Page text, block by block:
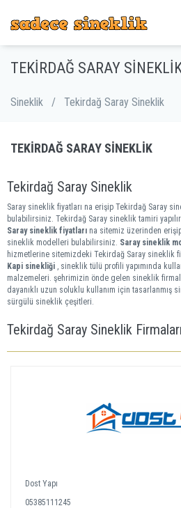
TEKIRDAĞ SARAY
Sineklik / Tekirdağ Saray Sineklik
TEKIRDAĞ SARAY SINEKLIK
Tekirdağ Saray Sineklik
Saray sineklik fiyatları na erişip Tekirdağ Saray
bulabilirsiniz. Tekirdağ Saray sineklik tamiri yapılır
Saray sineklik fiyatları na sitemiz üzerinden
sineklik modelleri bulabilirsiniz. Saray sineklik
hizmetlerine sitemizdeki Tekirdağ Saray sineklik
Kapi sinekliği , sineklik tülü profili yapımında
malzemeleri. şehrimizin önde gelen sineklik
dayanıklı uzun soluklu kullanım için tasarlanmış
sürgülü sineklik çeşitleri.
Tekirdağ Saray Sineklik Firmaları
Dost Yapı
05385111245